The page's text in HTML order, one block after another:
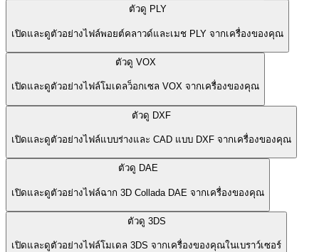
ตัวดู PLY
เปิดและดูตัวอย่างไฟล์พอยต์คลาวด์และเมช PLY จากเครื่องของคุณ
ตัวดู VOX
เปิดและดูตัวอย่างไฟล์โมเดลว็อกเซล VOX จากเครื่องของคุณ
ตัวดู DXF
เปิดและดูตัวอย่างไฟล์แบบร่างและ CAD แบบ DXF จากเครื่องของคุณ
ตัวดู DAE
เปิดและดูตัวอย่างไฟล์ฉาก 3D Collada DAE จากเครื่องของคุณ
ตัวดู 3DS
เปิดและดูตัวอย่างไฟล์โมเดล 3DS จากเครื่องของคุณในเบราว์เซอร์